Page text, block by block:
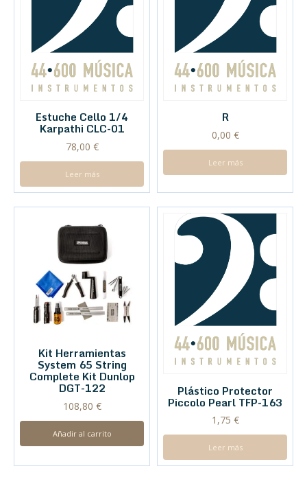
Estuche Cello 1/4
Karpathi CLC-01
78,00 €
Leer más
R
0,00 €
Leer más
Kit Herramientas
System 65 String
Complete Kit Dunlop
DGT-122
108,80 €
Añadir al carrito
Plástico Protector
Piccolo Pearl TFP-163
1,75 €
Leer más